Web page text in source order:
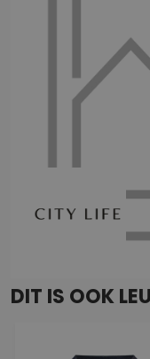
DIT IS OOK